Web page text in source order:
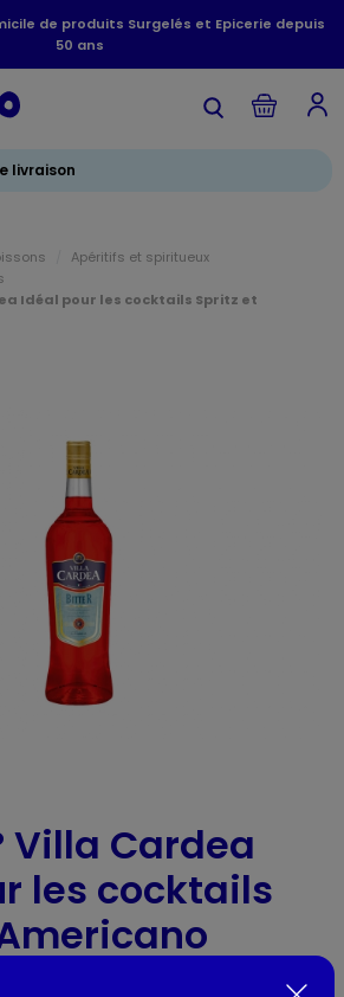
de produits Surgelés et Epicerie depuis
50 ans
livraison
Apéritifs et spiritueux
Idéal pour les cocktails Spritz et
Villa Cardea
les cocktails